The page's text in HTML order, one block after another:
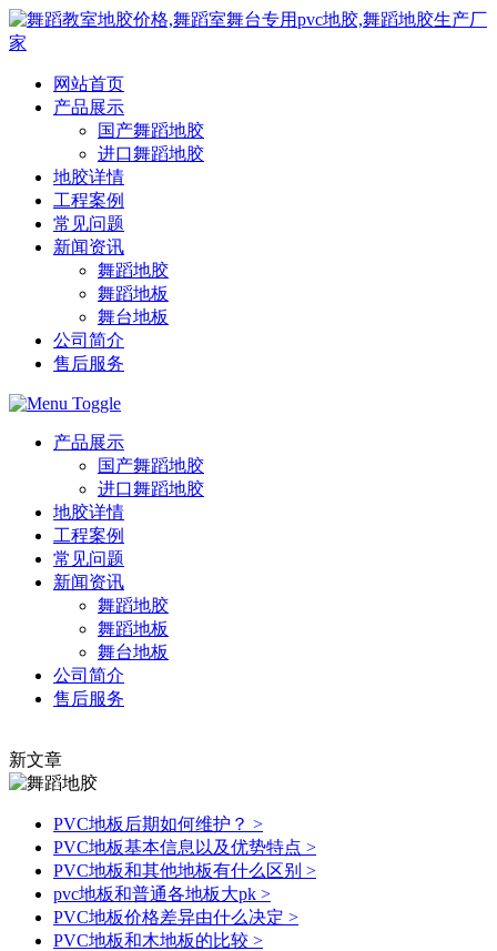
网站首页
产品展示
国产舞蹈地胶
进口舞蹈地胶
地胶详情
工程案例
常见问题
新闻资讯
舞蹈地胶
舞蹈地板
舞台地板
公司简介
售后服务
产品展示
国产舞蹈地胶
进口舞蹈地胶
地胶详情
工程案例
常见问题
新闻资讯
舞蹈地胶
舞蹈地板
舞台地板
公司简介
售后服务
新文章
PVC地板后期如何维护？ >
PVC地板基本信息以及优势特点 >
PVC地板和其他地板有什么区别 >
pvc地板和普通各地板大pk >
PVC地板价格差异由什么决定 >
PVC地板和木地板的比较 >